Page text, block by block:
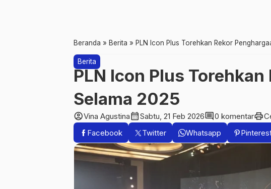
Beranda » Berita » PLN Icon Plus Torehkan Rekor
Berita
PLN Icon Plus
Selama 2025
account_circleVina Agustinacalendar_monthSabtu, 21 Feb 2026comment0 komentarprint
Facebook
Twitter Whatsapp